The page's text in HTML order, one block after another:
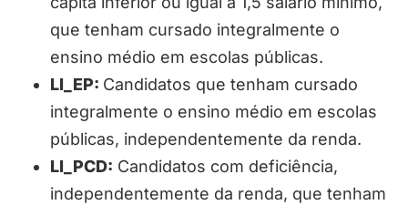
que tenham cursado integralmente o
ensino médio em escolas públicas.
LI_EP: Candidatos que tenham cursado
integralmente o ensino médio em escolas
públicas, independentemente da renda.
LI_PCD: Candidatos com deficiência,
independentemente da renda, que tenham